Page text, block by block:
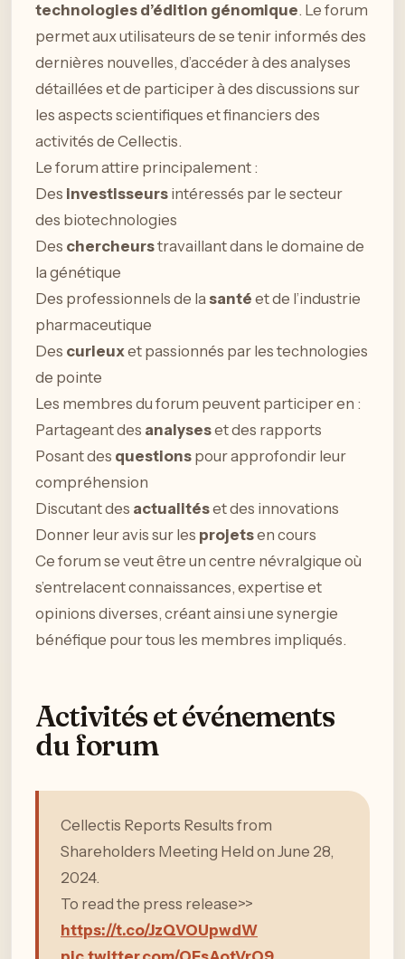
technologies d’édition génomique. Le forum
permet aux utilisateurs de se tenir informés des
dernières nouvelles, d’accéder à des analyses
détaillées et de participer à des discussions sur
les aspects scientifiques et financiers des
activités de Cellectis.
Le forum attire principalement :
Des investisseurs intéressés par le secteur
des biotechnologies
Des chercheurstravaillant dans le domaine de
la génétique
Des professionnels de lasanté et de l’industrie
pharmaceutique
Des curieuxet passionnés par les technologies
de pointe
Les membres du forum peuvent participer en :
Partageant des analyseset des rapports
Posant des questions pour approfondir leur
compréhension
Discutant des actualitéset des innovations
Donner leur avis sur les projetsen cours
Ce forum se veut être un centre névralgique où
s’entrelacent connaissances, expertise et
opinions diverses, créant ainsi une synergie
bénéfique pour tous les membres impliqués.
Activités et événements
du forum
Cellectis Reports Results from
Shareholders Meeting Held on June 28,
2024.
To read the press release>>
https://t.co/JzQVOUpwdW